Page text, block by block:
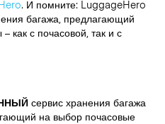
. И помните: LuggageHero
багажа, предлагающий
как с почасовой, так и с
сервис хранения багажа
на выбор почасовые